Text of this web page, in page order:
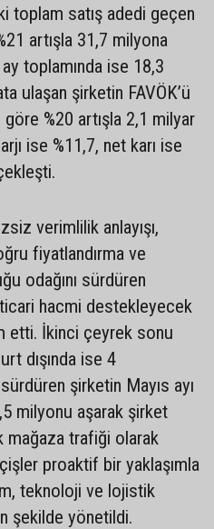
toplam satış adedi geçen
artışla 31,7 milyona
toplamında ise 18,3
ulaşan şirketin FAVÖK’ü
göre %20 artışla 2,1 milyar
ise %11,7, net karı ise
verimlilik anlayışı,
fiyatlandırma ve
odağını sürdüren
hacmi destekleyecek
etti. İkinci çeyrek sonu
dışında ise 4
şirketin Mayıs ayı
milyonu aşarak şirket
mağaza trafiği olarak
proaktif bir yaklaşımla
teknoloji ve lojistik
şekilde yönetildi.